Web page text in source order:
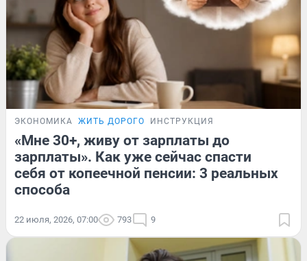
ЭКОНОМИКА ЖИТЬ ДОРОГО ИНСТРУКЦИЯ
«Мне 30+, живу от зарплаты до
зарплаты». Как уже сейчас спасти
себя от копеечной пенсии: 3 реальных
способа
22 июля, 2026, 07:00 793 9